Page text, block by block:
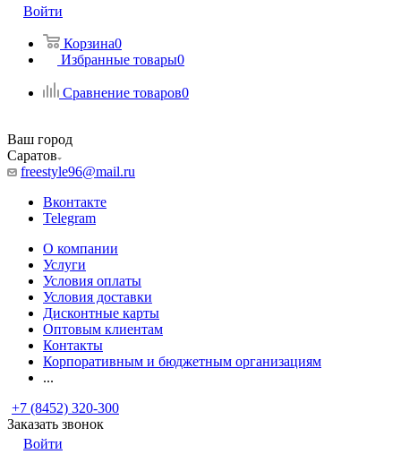
Войти
Корзина0
Избранные товары0
Сравнение товаров0
Ваш город
Саратов
freestyle96@mail.ru
Вконтакте
Telegram
О компании
Услуги
Условия оплаты
Условия доставки
Дисконтные карты
Оптовым клиентам
Контакты
Корпоративным и бюджетным организациям
...
+7 (8452) 320-300
Заказать звонок
Войти